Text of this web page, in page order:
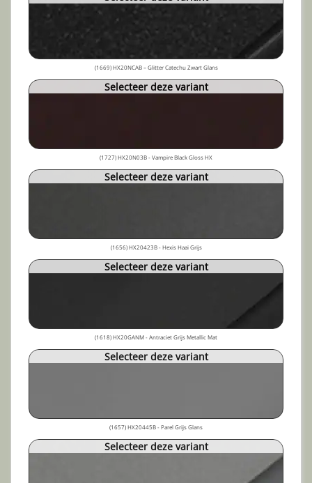
(1669) HX20NCAB – Glitter Catechu Zwart Glans
Selecteer deze variant
(1727) HX20N03B - Vampire Black Gloss HX
Selecteer deze variant
(1656) HX20423B - Hexis Haai Grijs
Selecteer deze variant
(1618) HX20GANM - Antraciet Grijs Metallic Mat
Selecteer deze variant
(1657) HX20445B - Parel Grijs Glans
Selecteer deze variant